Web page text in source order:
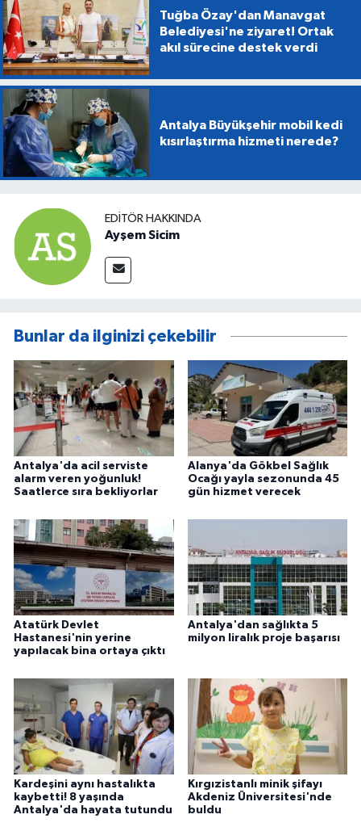
Tuğba Özay'dan Manavgat
Belediyesi'ne ziyaret! Ortak
akıl sürecine destek verdi
Antalya Büyükşehir mobil kedi
kısırlaştırma hizmeti nerede?
EDITÖR HAKKINDA
Ayşem Sicim
Bunlar da ilginizi çekebilir
Antalya'da acil serviste
alarm veren yoğunluk!
Saatlerce sıra bekliyorlar
Alanya'da Gökbel Sağlık
Ocağı yayla sezonunda 45
gün hizmet verecek
Atatürk Devlet
Hastanesi'nin yerine
yapılacak bina ortaya çıktı
Antalya'dan sağlıkta 5
milyon liralık proje başarısı
Kardeşini aynı hastalıkta
kaybetti! 8 yaşında
Antalya'da hayata tutundu
Kırgızistanlı minik şifayı
Akdeniz Üniversitesi'nde
buldu